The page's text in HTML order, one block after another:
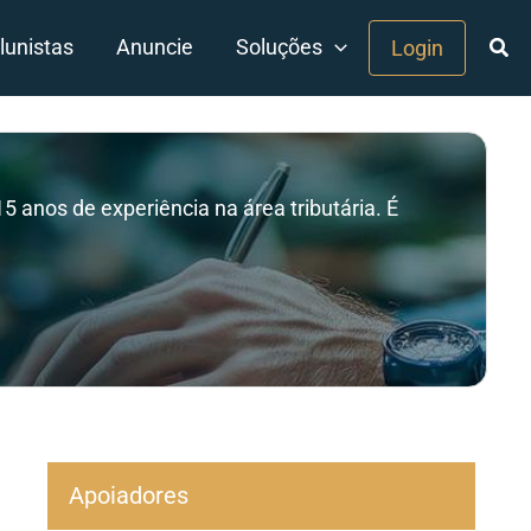
Anuncie Soluções Login
anos de experiência na área tributária. É
Apoiadores